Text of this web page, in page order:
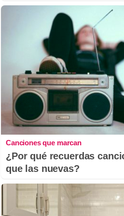
Canciones que marcan
¿Por qué recuerdas
que las nuevas?